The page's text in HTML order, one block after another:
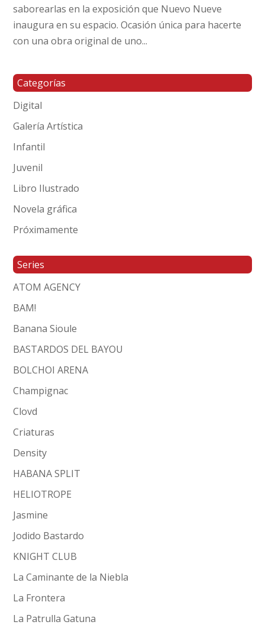
saborearlas en la exposición que Nuevo Nueve
inaugura en su espacio. Ocasión única para hacerte
con una obra original de uno...
Categorías
Digital
Galería Artística
Infantil
Juvenil
Libro Ilustrado
Novela gráfica
Próximamente
Series
ATOM AGENCY
BAM!
Banana Sioule
BASTARDOS DEL BAYOU
BOLCHOI ARENA
Champignac
Clovd
Criaturas
Density
HABANA SPLIT
HELIOTROPE
Jasmine
Jodido Bastardo
KNIGHT CLUB
La Caminante de la Niebla
La Frontera
La Patrulla Gatuna